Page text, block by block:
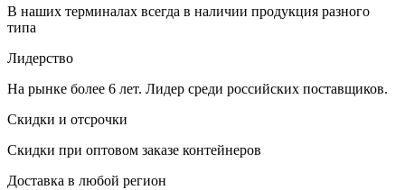
В наших терминалах всегда в наличии продукция разного
типа
Лидерство
На рынке более 6 лет. Лидер среди российских поставщиков.
Скидки и отсрочки
Скидки при оптовом заказе контейнеров
Доставка в любой регион